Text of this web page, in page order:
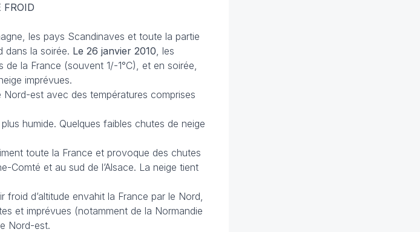
les pays Scandinaves et toute la partie
dans la soirée. Le 26 janvier 2010 , les
la France (souvent 1/-1°C), et en soirée,
imprévues.
Nord-est avec des températures comprises
humide. Quelques faibles chutes de neige
toute la France et provoque des chutes
Comté et au sud de l’Alsace. La neige tient
froid d’altitude envahit la France par le Nord,
et imprévues (notamment de la Normandie
Nord-est.